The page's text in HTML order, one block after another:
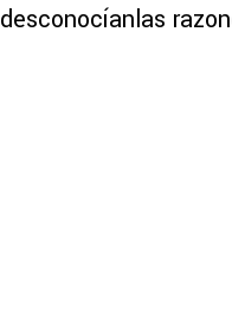
desconocíanlas